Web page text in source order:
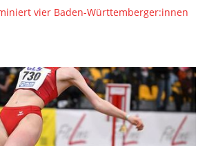
vier Baden-Württemberger:innen